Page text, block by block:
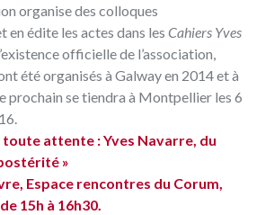
organise des colloques
en édite les actes dans les Cahiers Yves
officielle de l’association,
été organisés à Galway en 2014età
prochain se tiendra à Montpellier les 6
attente : Yves Navarre, du
»
Espace rencontres du Corum,
15h à 16h30.